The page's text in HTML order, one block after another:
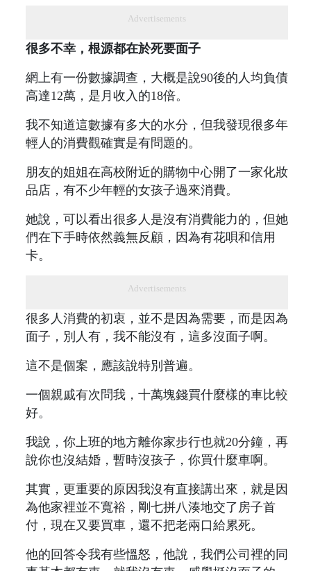
Advertisements
很多不幸，根源都在於死要面子
網上有一份數據調查，大概是說90後的人均負債
高達12萬，是月收入的18倍。
我不知道這數據有多大的水分，但我發現很多年
輕人的消費觀確實是有問題的。
朋友的姐姐在高校附近的購物中心開了一家化妝
品店，有不少年輕的女孩子過來消費。
她說，可以看出很多人是沒有消費能力的，但她
們在下手時依然義無反顧，因為有花唄和信用
卡。
Advertisements
很多人消費的初衷，並不是因為需要，而是因為
面子，別人有，我不能沒有，這多沒面子啊。
這不是個案，應該說特別普遍。
一個親戚有次問我，十萬塊錢買什麼樣的車比較
好。
我說，你上班的地方離你家步行也就20分鐘，再
說你也沒結婚，暫時沒孩子，你買什麼車啊。
其實，更重要的原因我沒有直接講出來，就是因
為他家裡並不寬裕，剛七拼八湊地交了房子首
付，現在又要買車，還不把老兩口給累死。
他的回答令我有些慍怒，他說，我們公司裡的同